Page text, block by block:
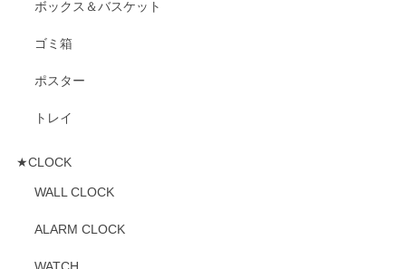
ボックス＆バスケット
ゴミ箱
ポスター
トレイ
★CLOCK
WALL CLOCK
ALARM CLOCK